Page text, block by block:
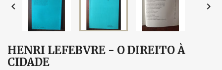
 
HENRI LEFEBVRE - O DIREITO À
CIDADE